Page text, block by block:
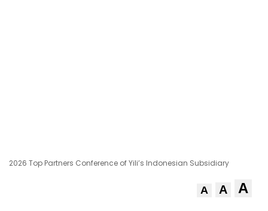
2026 Top Partners Conference of Yili’s Indonesian Subsidiary
A A A